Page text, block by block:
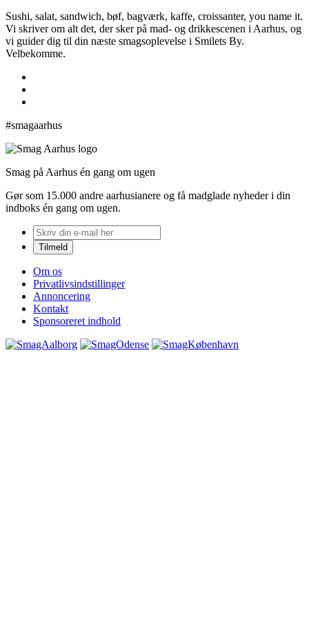
Sushi, salat, sandwich, bøf, bagværk, kaffe, croissanter, you name it.
Vi skriver om alt det, der sker på mad- og drikkescenen i Aarhus, og
vi guider dig til din næste smagsoplevelse i Smilets By.
Velbekomme.
#smagaarhus
Smag på Aarhus én gang om ugen
Gør som 15.000 andre aarhusianere og få madglade nyheder i din
indboks én gang om ugen.
Om os
Privatlivsindstillinger
Annoncering
Kontakt
Sponsoreret indhold